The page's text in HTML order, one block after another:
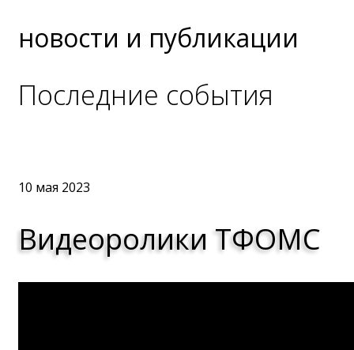
новости и публикации
Последние события
10 мая 2023
Видеоролики ТФОМС